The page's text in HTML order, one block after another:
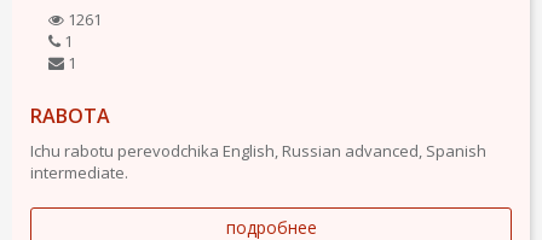
1261
1
1
RABOTA
Ichu rabotu perevodchika English, Russian advanced, Spanish
intermediate.
подробнее